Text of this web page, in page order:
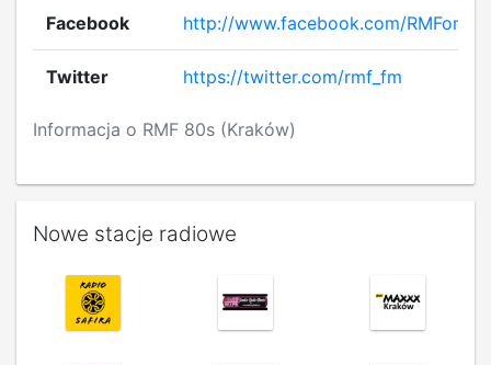
Informacja o RMF 80s (Kraków)
Facebook http://www.facebook.com/RMFonpl
Twitter https://twitter.com/rmf_fm
Nowe stacje radiowe